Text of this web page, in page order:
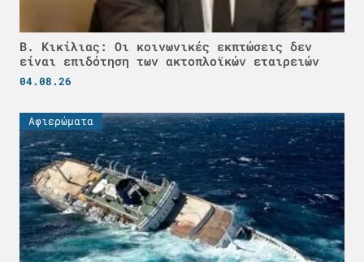
Β. Κικίλιας: Οι κοινωνικές εκπτώσεις δεν
είναι επιδότηση των ακτοπλοϊκών εταιρειών
04.08.26
Αφιερώματα